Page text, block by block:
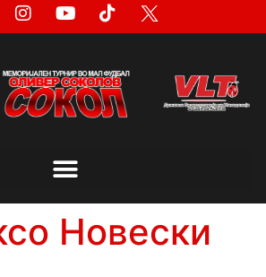
Новески